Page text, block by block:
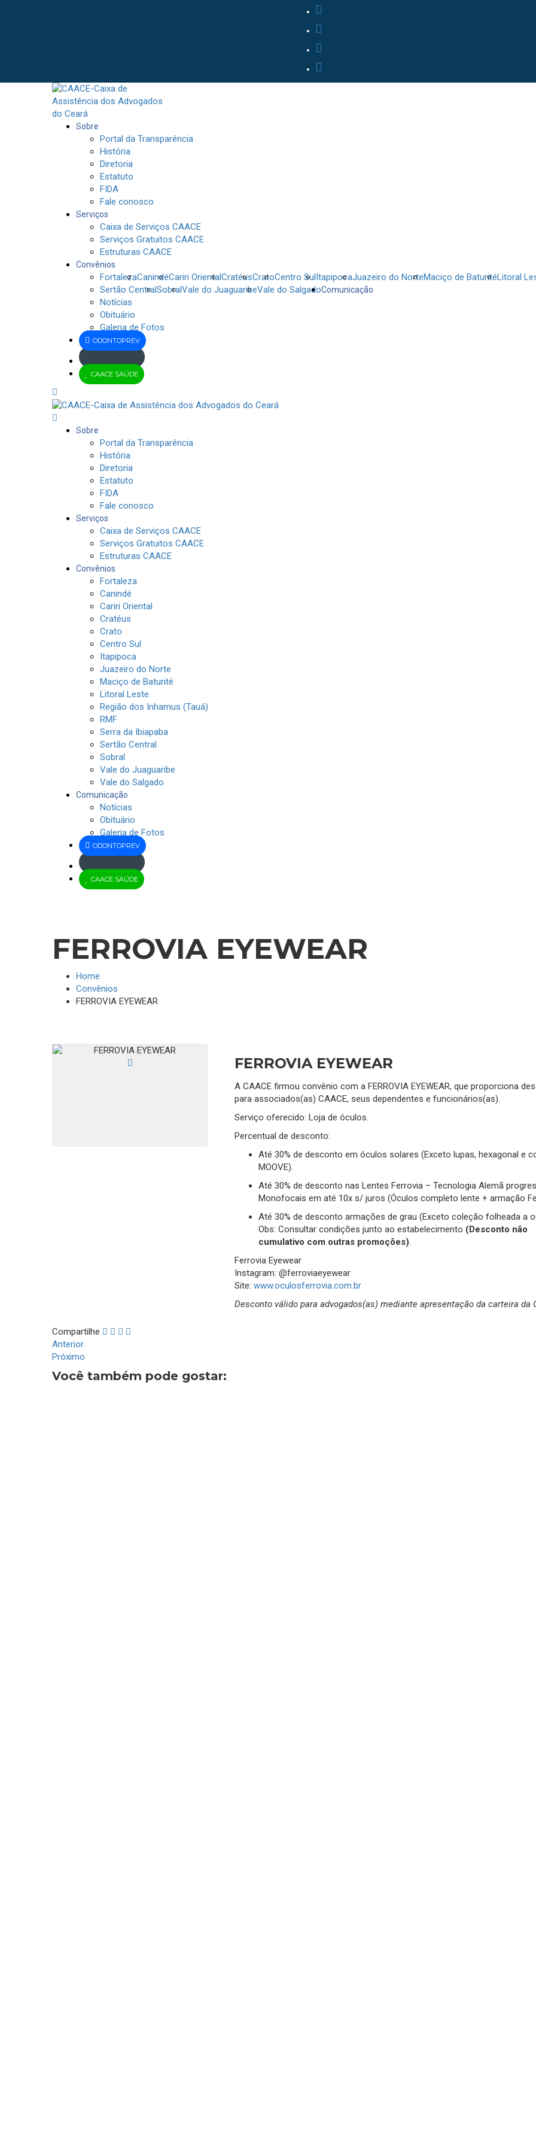
Sobre
Portal da Transparência
História
Diretoria
Estatuto
FIDA
Fale conosco
Serviços
Caixa de Serviços CAACE
Serviços Gratuitos CAACE
Estruturas CAACE
Convênios
FortalezaCanindéCariri OrientalCratéusCratoCentro SulItapipocaJuazeiro do NorteMaciço de BaturitéLitoral
Sertão CentralSobralVale do JuaguaribeVale do SalgadoComunicação
Notícias
Obituário
Galeria de Fotos
ODONTOPREV
Brasil
CAACE SAÚDE
Sobre
Portal da Transparência
História
Diretoria
Estatuto
FIDA
Fale conosco
Serviços
Caixa de Serviços CAACE
Serviços Gratuitos CAACE
Estruturas CAACE
Convênios
Fortaleza
Canindé
Cariri Oriental
Cratéus
Crato
Centro Sul
Itapipoca
Juazeiro do Norte
Maciço de Baturité
Litoral Leste
Região dos Inhamus (Tauá)
RMF
Serra da Ibiapaba
Sertão Central
Sobral
Vale do Juaguaribe
Vale do Salgado
Comunicação
Notícias
Obituário
Galeria de Fotos
ODONTOPREV
Brasil
CAACE SAÚDE
FERROVIA EYEWEAR
Home
Convênios
FERROVIA EYEWEAR
FERROVIA EYEWEAR
A CAACE firmou convênio com a FERROVIA EYEWEAR, que proporciona
para associados(as) CAACE, seus dependentes e funcionários(as).
Serviço oferecido: Loja de óculos.
Percentual de desconto:
Até 30% de desconto em óculos solares (Exceto lupas, hexagonal e
MOOVE).
Até 30% de desconto nas Lentes Ferrovia – Tecnologia Alemã
Monofocais em até 10x s/ juros (Óculos completo lente + armação
Até 30% de desconto armações de grau (Exceto coleção folheada a
Obs: Consultar condições junto ao estabelecimento (Desconto não
cumulativo com outras promoções)
Ferrovia Eyewear
Instagram: @‌ferroviaeyewear
Site: www.oculosferrovia.com.br
Desconto válido para advogados(as) mediante apresentação da carteira da
Compartilhe
Anterior
Próximo
Você também pode gostar: